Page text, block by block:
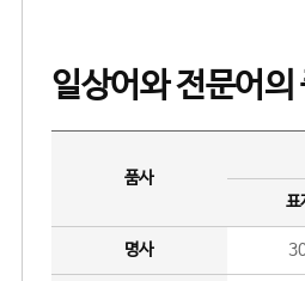
일상어와 전문어의
품사
표
명사